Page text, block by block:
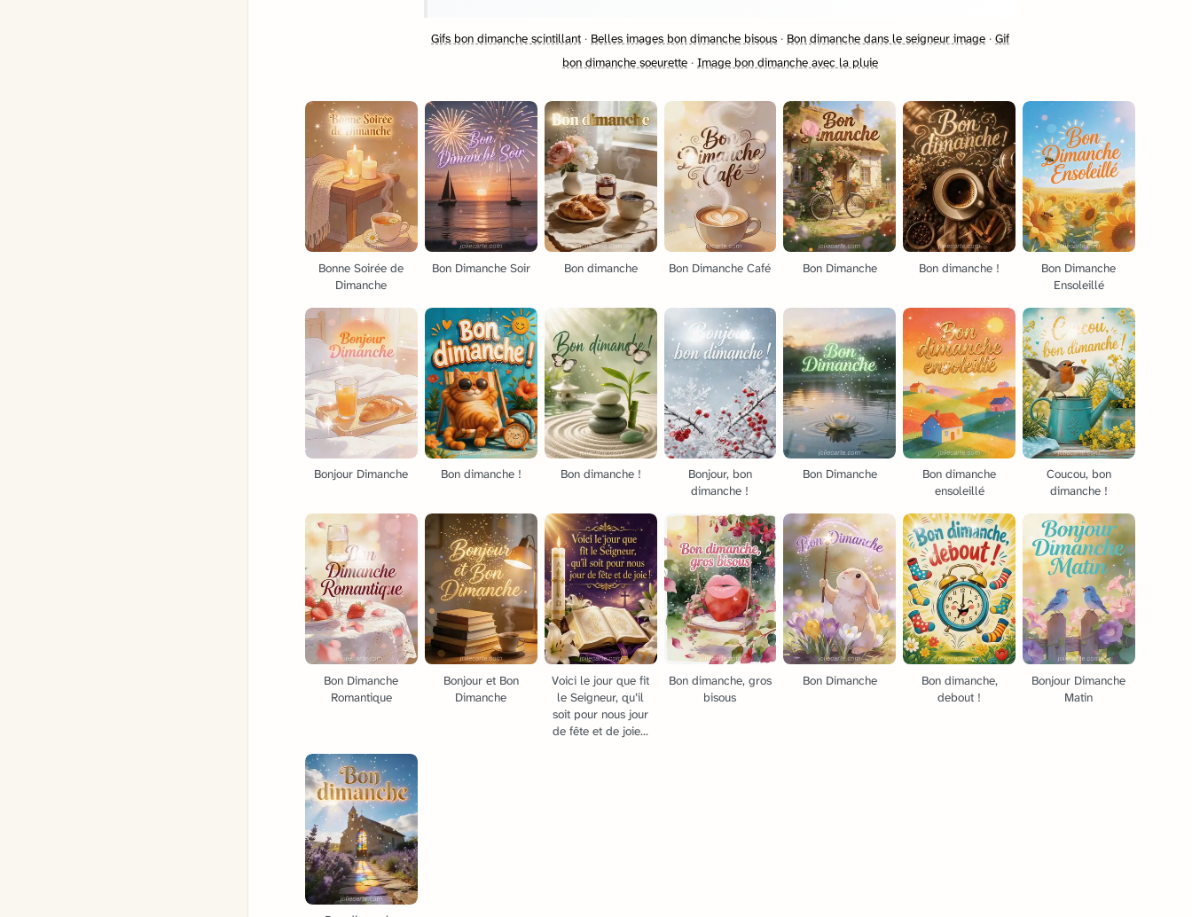
Gifs bon dimanche scintillant · Belles images bon dimanche bisous · Bon dimanche dans le seigneur image · Gif
bon dimanche soeurette · Image bon dimanche avec la pluie
Bonne Soirée de
Dimanche
Bon Dimanche Soir Bon dimanche Bon Dimanche Café Bon Dimanche Bon dimanche !
Bon Dimanche
Ensoleillé
Bonjour Dimanche Bon dimanche ! Bon dimanche !
Bonjour, bon
dimanche !
Bon Dimanche
Bon dimanche
ensoleillé
Coucou, bon
dimanche !
Bon Dimanche
Romantique
Bonjour et Bon
Dimanche
Voici le jour que fit
le Seigneur, qu’il
soit pour nous jour
de fête et de joie...
Bon dimanche, gros
bisous
Bon Dimanche
Bon dimanche,
debout !
Bonjour Dimanche
Matin